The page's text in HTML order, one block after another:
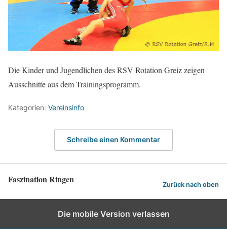
Die Kinder und Jugendlichen des RSV Rotation Greiz zeigen
Ausschnitte aus dem Trainingsprogramm.
Kategorien: Vereinsinfo
Schreibe einen Kommentar
Faszination Ringen Zurück nach oben
Die mobile Version verlassen